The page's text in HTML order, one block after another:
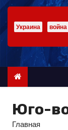
ж
м
Украина война
Юго-
Главная